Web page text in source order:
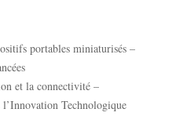
portables miniaturisés –
et la connectivité –
Technologique